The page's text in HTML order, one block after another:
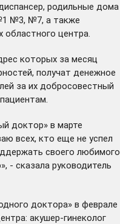
родильные дома
№3, №7, а также
областного центра.
которых за месяц
получат денежное
за их добросовестный
доктор» в марте
всех, кто еще не успел
своего любимого
- сказала руководитель
доктора» в феврале
акушер-гинеколог